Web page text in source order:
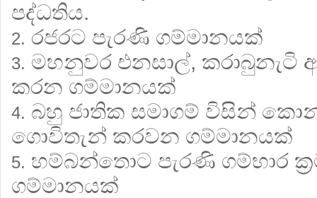
පද්ධතිය.
2. රජරට පැරණි ගම්මානයක්
3. මහනුවර එනසාල්, කරාබුනැටි
කරන ගම්මානයක්
4. බහු ජාතික සමාගම් විසින්
ගොවිතැන් කරවන ගම්මානයක්
5. හම්බන්තොට පැරණි ගම්භාර
ගම්මානයක්